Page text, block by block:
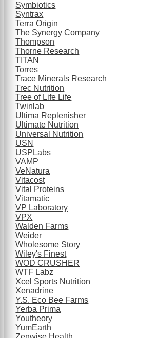
Symbiotics
Syntrax
Terra Origin
The Synergy Company
Thompson
Thorne Research
TITAN
Torres
Trace Minerals Research
Trec Nutrition
Tree of Life Life
Twinlab
Ultima Replenisher
Ultimate Nutrition
Universal Nutrition
USN
USPLabs
VAMP
VeNatura
Vitacost
Vital Proteins
Vitamatic
VP Laboratory
VPX
Walden Farms
Weider
Wholesome Story
Wiley's Finest
WOD CRUSHER
WTF Labz
Xcel Sports Nutrition
Xenadrine
Y.S. Eco Bee Farms
Yerba Prima
Youtheory
YumEarth